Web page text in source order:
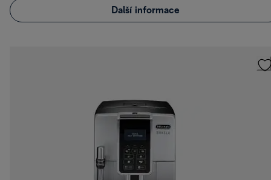
Další informace